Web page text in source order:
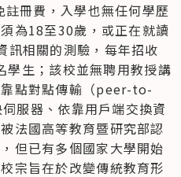
冊費，入學也無任何學歷
為18至30歲，或正在就讀
訊相關的測驗，每年招收
生；該校並無聘用教授講
點對點傳輸（peer-to-
服器、依靠用戶端交換資
法國高等教育暨研究部認
但已有多個國家大學開始
宗旨在於改變傳統教育形